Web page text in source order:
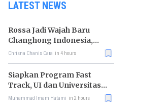
LATEST NEWS
Rossa Jadi Wajah Baru
Changhong Indonesia,
Garansi Produk Kini
Chrisna Chanis Cara in 4 hours
Siapkan Program Fast
Track, UI dan Universitas
Agung Podomoro Jalin
Muhammad Imam Hatami in 2 hours